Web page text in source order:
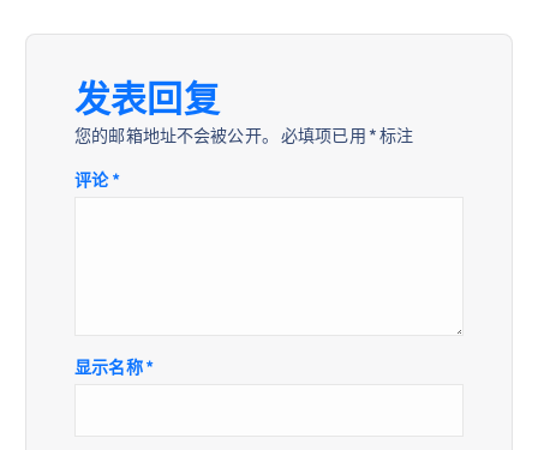
发表回复
您的邮箱地址不会被公开。 必填项已用 *标注
评论*
显示名称*